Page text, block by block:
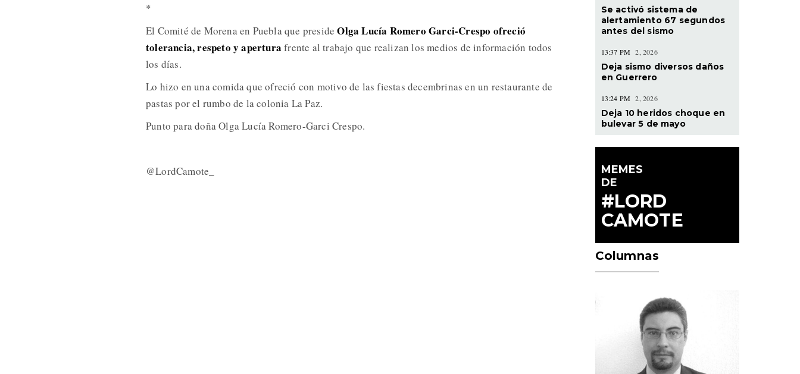
*
El Comité de Morena en Puebla que preside Olga Lucía Romero Garci-Crespo ofreció
tolerancia, respeto y apertura frente al trabajo que realizan los medios de información todos
los días.
Lo hizo en una comida que ofreció con motivo de las fiestas decembrinas en un restaurante de
pastas por el rumbo de la colonia La Paz.
Punto para doña Olga Lucía Romero-Garci Crespo.
@LordCamote_
Se activó sistema de
alertamiento 67 segundos
antes del sismo
13:37 PM 2, 2026
Deja sismo diversos daños
en Guerrero
13:24 PM 2, 2026
Deja 10 heridos choque en
bulevar 5 de mayo
MEMES
DE
#LORD
CAMOTE
Columnas